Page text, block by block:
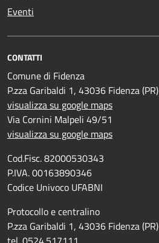
Eventi
CONTATTI
Comune di Fidenza
P.zza Garibaldi 1, 43036 Fidenza (PR)
visualizza su google maps
Via Cornini Malpeli 49/51
visualizza su google maps
Cod.Fisc. 82000530343
P.IVA. 00163890346
Codice Univoco UFABNI
Protocollo e centralino
P.zza Garibaldi 1, 43036 Fidenza (PR)